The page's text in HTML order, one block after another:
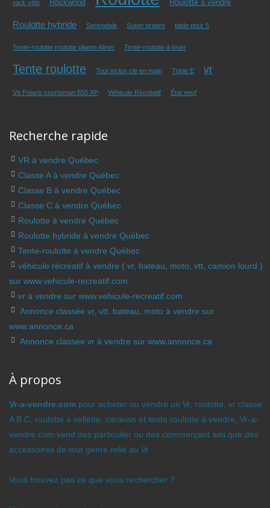
rack vélo Rockwood Roulotte a vendre
Roulotte hybride Springdale Super propre table pour 5
Tente-roulotte roulotte pliante Aliner Tente-roulotte à louer
Tente roulotte Tout inclus cle en main Triple E vr
Vtt Polaris sportsman 850 XP Véhicule Récréatif État neuf
Recherche rapide
VR à vendre Québec
Classe A à vendre Québec
Classe B à vendre Québec
Classe C à vendre Québec
Roulotte à vendre Québec
Roulotte hybride à vendre Québec
Tente-roulotte à vendre Québec
véhicule récréatif à vendre ( vr, bateau, moto, vtt, camion lourd )
sur www.vehicule-recreatif.com
vr à vendre sur www.vehicule-recreatif.com
Annonce classée vr, vtt, bateau, moto à vendre sur
www.annonce.ca
Annonce classée vr à vendre sur www.annonce.ca
À propos
Vr-a-vendre.com pour acheter ou vendre un Vr, roulotte, vr classe
A B C, roulotte a sellette, caravan et tente roulotte à vendre, Vr-a-
vendre.com vend des particulier ou des commerçant aini que des
accessoires de tout genre relié au Vr
Vous trouvez pas ce que vous rechercher ?